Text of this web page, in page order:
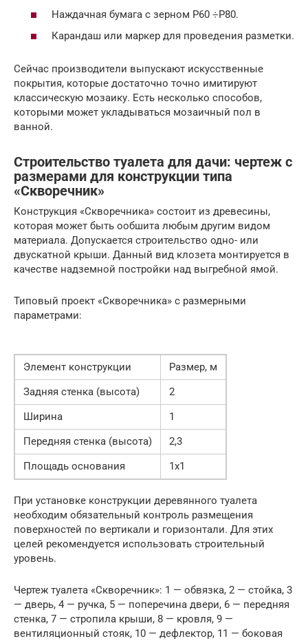
Наждачная бумага с зерном Р60 ÷Р80.
Карандаш или маркер для проведения разметки.
Сейчас производители выпускают искусственные
покрытия, которые достаточно точно имитируют
классическую мозаику. Есть несколько способов,
которыми может укладываться мозаичный пол в
ванной.
Строительство туалета для дачи: чертеж с
размерами для конструкции типа
«Скворечник»
Конструкция «Скворечника» состоит из древесины,
которая может быть ообшита любым другим видом
материала. Допускается строительство одно- или
двускатной крыши. Данный вид клозета монтируется в
качестве надземной постройки над выгребной ямой.
Типовый проект «Скворечника» с размерными
параметрами:
Элемент конструкции
Размер, м
Задняя стенка (высота)
2
Ширина
1
Передняя стенка (высота)
2,3
Площадь основания
1х1
При установке конструкции деревянного туалета
необходим обязательный контроль размещения
поверхностей по вертикали и горизонтали. Для этих
целей рекомендуется использовать строительный
уровень.
Чертеж туалета «Скворечник»: 1 — обвязка, 2 — стойка, 3
— дверь, 4 — ручка, 5 — поперечина двери, 6 — передняя
стенка, 7 — стропила крыши, 8 — кровля, 9 —
вентиляционный стояк, 10 — дефлектор, 11 — боковая